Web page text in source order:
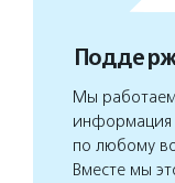
Мы
информация
по любому
Вместе мы